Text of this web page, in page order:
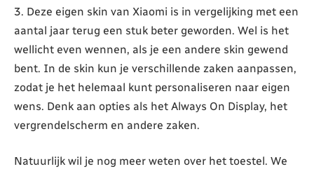
3. Deze eigen skin van Xiaomi is in vergelijking met een
aantal jaar terug een stuk beter geworden. Wel is het
wellicht even wennen, als je een andere skin gewend
bent. In de skin kun je verschillende zaken aanpassen,
zodat je het helemaal kunt personaliseren naar eigen
wens. Denk aan opties als het Always On Display, het
vergrendelscherm en andere zaken.
Natuurlijk wil je nog meer weten over het toestel. We